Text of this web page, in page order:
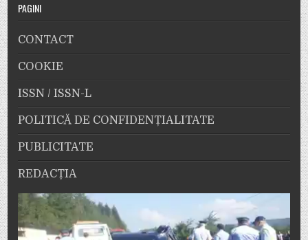
PAGINI
CONTACT
COOKIE
ISSN / ISSN-L
POLITICĂ DE CONFIDENȚIALITATE
PUBLICITATE
REDACȚIA